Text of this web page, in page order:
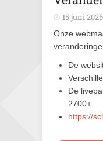
15 juni
Onze
De
De
2700+.
https://